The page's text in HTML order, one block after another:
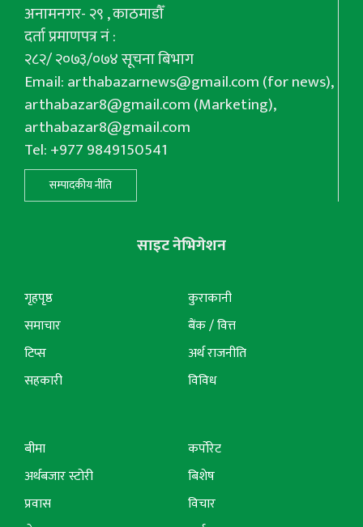
अनामनगर- २९ , काठमाडौँ
दर्ता प्रमाणपत्र नं :
२८२/ २०७३/०७४ सूचना बिभाग
Email:arthabazarnews@gmail.com(for news),
arthabazar8@gmail.com(Marketing),
arthabazar8@gmail.com
Tel: +977 9849150541
सम्पादकीय नीति
साइट नेभिगेशन
गृहपृष्ठ
समाचार
टिप्स
सहकारी
कुराकानी
बैंक / वित्त
अर्थ राजनीति
विविध
बीमा
अर्थबजार स्टोरी
प्रवास
कर्पोरेट
बिशेष
विचार